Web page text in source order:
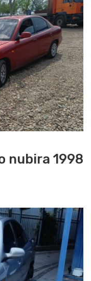
nubira 1998